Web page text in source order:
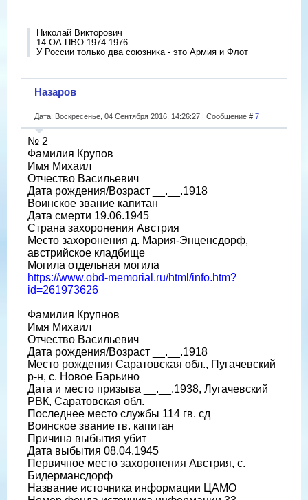
Николай Викторович
14 ОА ПВО 1974-1976
У России только два союзника - это Армия и Флот
Назаров
Дата: Воскресенье, 04 Сентября 2016, 14:26:27 | Сообщение # 7
№ 2
Фамилия Крупов
Имя Михаил
Отчество Васильевич
Дата рождения/Возраст __.__.1918
Воинское звание капитан
Дата смерти 19.06.1945
Страна захоронения Австрия
Место захоронения д. Мария-Энценсдорф,
австрийское кладбище
Могила отдельная могила
https://www.obd-memorial.ru/html/info.htm?
id=261973626
Фамилия Крупнов
Имя Михаил
Отчество Васильевич
Дата рождения/Возраст __.__.1918
Место рождения Саратовская обл., Пугачевский
р-н, с. Новое Барьино
Дата и место призыва __.__.1938, Лугачевский
РВК, Саратовская обл.
Последнее место службы 114 гв. сд
Воинское звание гв. капитан
Причина выбытия убит
Дата выбытия 08.04.1945
Первичное место захоронения Австрия, с.
Бидермансдорф
Название источника информации ЦАМО